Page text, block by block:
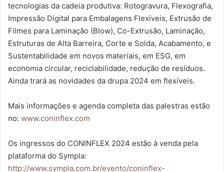
tecnologias da cadeia produtiva: Rotogravura, Flexografia,
Impressão Digital para Embalagens Flexíveis, Extrusão de
Filmes para Laminação (Blow), Co-Extrusão, Laminação,
Estruturas de Alta Barreira, Corte e Solda, Acabamento, e
Sustentabilidade em novos materiais, em ESG, em
economia circular, reciclabilidade, redução de resíduos.
Ainda trará as novidades da drupa 2024 em flexíveis.
Mais informações e agenda completa das palestras estão
no: www.coninflex.com
Os ingressos do CONINFLEX 2024 estão à venda pela
plataforma do Sympla:
http://www.sympla.com.br/evento/coninflex-